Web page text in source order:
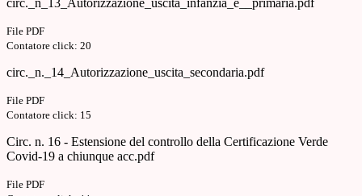
circ._n_13_Autorizzazione_uscita_infanzia_e__primaria.pdf
File PDF
Contatore click: 20
circ._n._14_Autorizzazione_uscita_secondaria.pdf
File PDF
Contatore click: 15
Circ. n. 16 - Estensione del controllo della Certificazione Verde
Covid-19 a chiunque acc.pdf
File PDF